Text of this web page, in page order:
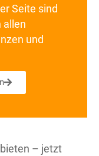
Seite sind
allen
und
– jetzt